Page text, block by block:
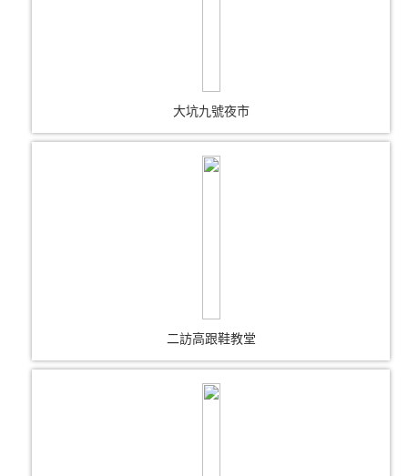
大坑九號夜市
二訪高跟鞋教堂